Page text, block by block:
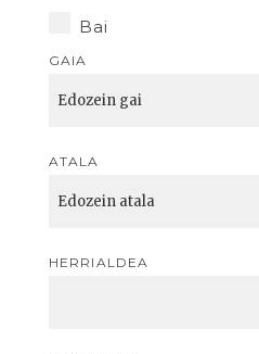
Bai
GAIA
ATALA
HERRIALDEA